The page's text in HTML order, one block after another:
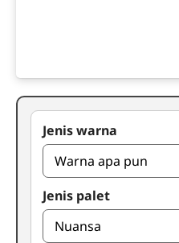
Jenis warna
Jenis palet